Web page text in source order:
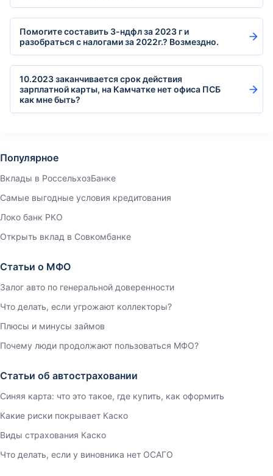
Помогите составить 3-ндфл за 2023 г и
разобраться с налогами за 2022г.? Возмездно.
10.2023 заканчивается срок действия
зарплатной карты, на Камчатке нет офиса ПСБ
как мне быть?
Популярное
Вклады в РоссельхозБанке
Самые выгодные условия кредитования
Локо банк РКО
Открыть вклад в Совкомбанке
Статьи о МФО
Залог авто по генеральной доверенности
Что делать, если угрожают коллекторы?
Плюсы и минусы займов
Почему люди продолжают пользоваться МФО?
Статьи об автостраховании
Синяя карта: что это такое, где купить, как оформить
Какие риски покрывает Каско
Виды страхования Каско
Что делать, если у виновника нет ОСАГО